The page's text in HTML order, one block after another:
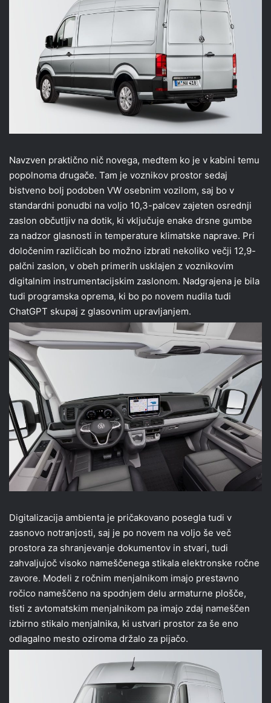
Navzven praktično nič novega, medtem ko je v kabini temu
popolnoma drugače. Tam je voznikov prostor sedaj
bistveno bolj podoben VW osebnim vozilom, saj bo v
standardni ponudbi na voljo 10,3-palcev zajeten osrednji
zaslon občutljiv na dotik, ki vključuje enake drsne gumbe
za nadzor glasnosti in temperature klimatske naprave. Pri
določenim različicah bo možno izbrati nekoliko večji 12,9-
palčni zaslon, v obeh primerih usklajen z voznikovim
digitalnim instrumentacijskim zaslonom. Nadgrajena je bila
tudi programska oprema, ki bo po novem nudila tudi
ChatGPT skupaj z glasovnim upravljanjem.
Digitalizacija ambienta je pričakovano posegla tudi v
zasnovo notranjosti, saj je po novem na voljo še več
prostora za shranjevanje dokumentov in stvari, tudi
zahvaljujoč visoko nameščenega stikala elektronske ročne
zavore. Modeli z ročnim menjalnikom imajo prestavno
ročico nameščeno na spodnjem delu armaturne plošče,
tisti z avtomatskim menjalnikom pa imajo zdaj nameščen
izbirno stikalo menjalnika, ki ustvari prostor za še eno
odlagalno mesto oziroma držalo za pijačo.